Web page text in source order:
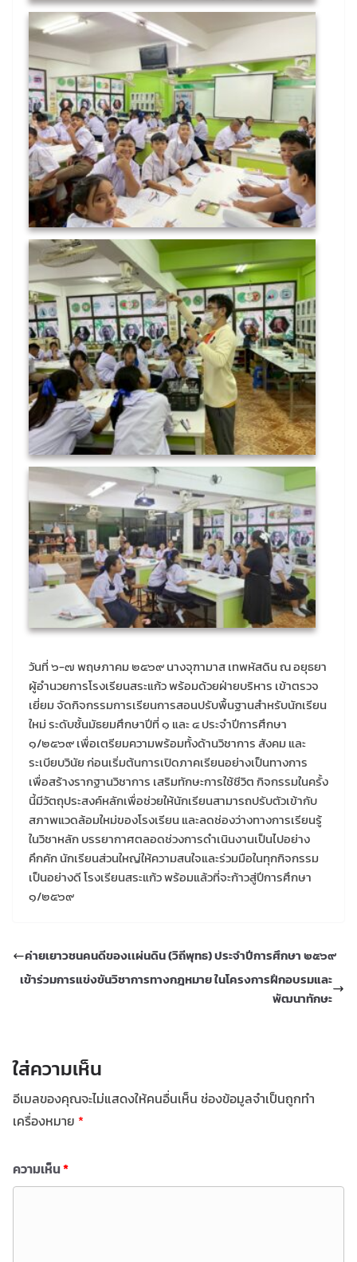
วันที่ ๖-๗ พฤษภาคม ๒๕๖๙ นางจุฑามาส เทพหัสดิน ณ อยุธยา
ผู้อำนวยการโรงเรียนสระแก้ว พร้อมด้วยฝ่ายบริหาร เข้าตรวจ
เยี่ยม จัดกิจกรรมการเรียนการสอนปรับพื้นฐานสำหรับนักเรียน
ใหม่ ระดับชั้นมัธยมศึกษาปีที่ ๑ และ ๔ ประจำปีการศึกษา
๑/๒๕๖๙ เพื่อเตรียมความพร้อมทั้งด้านวิชาการ สังคม และ
ระเบียบวินัย ก่อนเริ่มต้นการเปิดภาคเรียนอย่างเป็นทางการ
เพื่อสร้างรากฐานวิชาการ เสริมทักษะการใช้ชีวิต กิจกรรมในครั้ง
นี้มีวัตถุประสงค์หลักเพื่อช่วยให้นักเรียนสามารถปรับตัวเข้ากับ
สภาพแวดล้อมใหม่ของโรงเรียน และลดช่องว่างทางการเรียนรู้
ในวิชาหลัก บรรยากาศตลอดช่วงการดำเนินงานเป็นไปอย่าง
คึกคัก นักเรียนส่วนใหญ่ให้ความสนใจและร่วมมือในทุกกิจกรรม
เป็นอย่างดี โรงเรียนสระแก้ว พร้อมแล้วที่จะก้าวสู่ปีการศึกษา
๑/๒๕๖๙
ค่ายเยาวชนคนดีของเเผ่นดิน (วิถีพุทธ) ประจำปีการศึกษา ๒๕๖๙
เข้าร่วมการแข่งขันวิชาการทางกฎหมาย ในโครงการฝึกอบรมและ
พัฒนาทักษะ
ใส่ความเห็น
อีเมลของคุณจะไม่แสดงให้คนอื่นเห็น ช่องข้อมูลจำเป็นถูกทำ
เครื่องหมาย *
ความเห็น*